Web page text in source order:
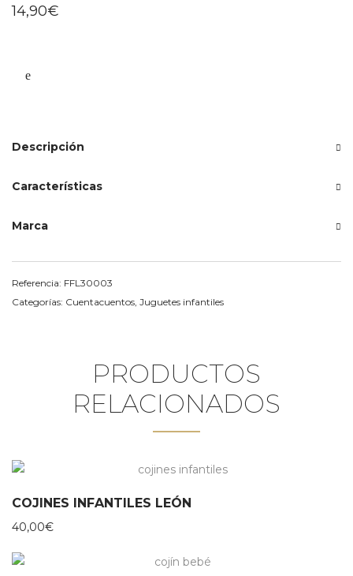
14,90€
Descripción
Características
Marca
Referencia: FFL30003
Categorías: Cuentacuentos Juguetes infantiles
PRODUCTOS
RELACIONADOS
COJINES INFANTILES LEÓN
40,00€